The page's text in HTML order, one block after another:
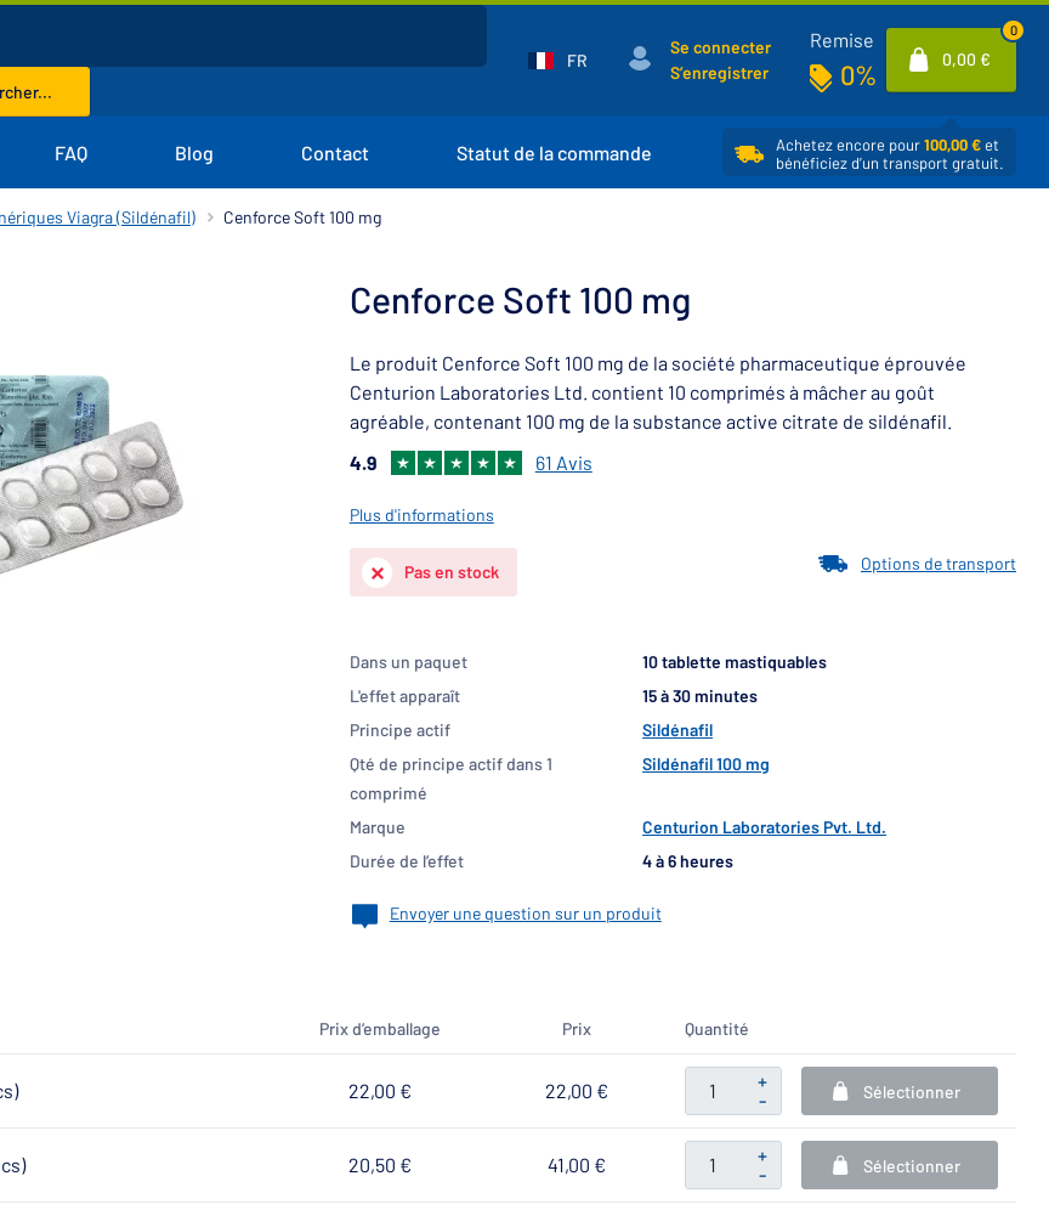
FR
Se connecter
S’enregistrer
Remise
0% 0,00 €
0
FAQ Blog Contact Statut de la commande Achetez encore pour100,00 €et
bénéficiez d’un transport gratuit.
Viagra (Sildénafil) Cenforce Soft 100 mg
Cenforce Soft 100 mg
Le produit Cenforce Soft 100 mg de la société pharmaceutique éprouvée
Centurion Laboratories Ltd. contient 10 comprimés à mâcher au goût
agréable, contenant 100 mg de la substance active citrate de sildénafil.
4.9
61 Avis
Plus d'informations
Pas en stock Options de transport
Dans un paquet
10 tablette mastiquables
L'effet apparaît
15 à 30 minutes
Principe actif
Sildénafil
Qté de principe actif dans 1
comprimé
Sildénafil 100 mg
Marque
Centurion Laboratories Pvt. Ltd.
Durée de l’effet
4 à 6 heures
Envoyer une question sur un produit
Prix d’emballage Prix Quantité
22,00 € 22,00 €
+
-
Sélectionner
20,50 € 41,00 €
+
-
Sélectionner